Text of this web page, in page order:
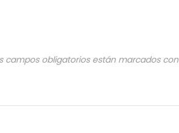
campos obligatorios están marcados con